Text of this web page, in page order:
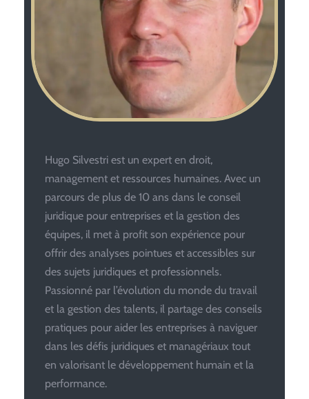
Hugo Silvestri est un expert en droit,
management et ressources humaines. Avec un
parcours de plus de 10 ans dans le conseil
juridique pour entreprises et la gestion des
équipes, il met à profit son expérience pour
offrir des analyses pointues et accessibles sur
des sujets juridiques et professionnels.
Passionné par l’évolution du monde du travail
et la gestion des talents, il partage des conseils
pratiques pour aider les entreprises à naviguer
dans les défis juridiques et managériaux tout
en valorisant le développement humain et la
performance.